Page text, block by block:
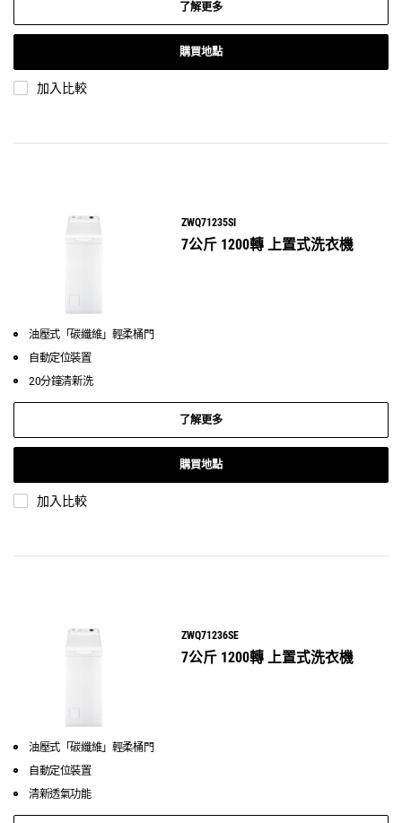
了解更多
購買地點
加入比較
ZWQ71235SI
7公斤 1200轉 上置式洗衣機
油壓式「碳纖維」輕柔桶門
自動定位裝置
20分鐘清新洗
了解更多
購買地點
加入比較
ZWQ71236SE
7公斤 1200轉 上置式洗衣機
油壓式「碳纖維」輕柔桶門
自動定位裝置
清新透氣功能